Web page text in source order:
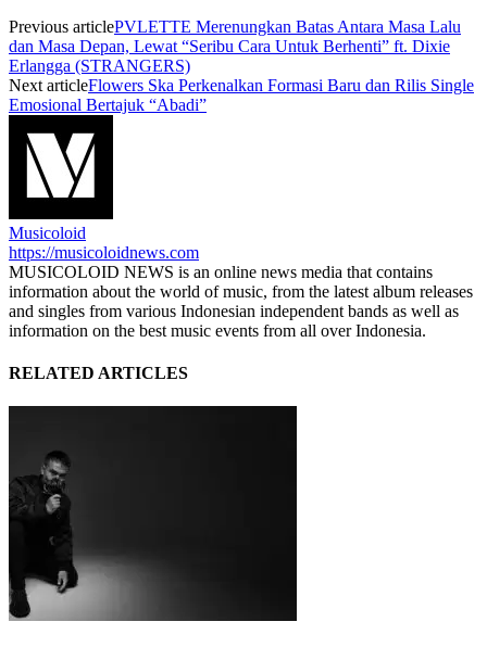
Previous articlePVLETTE Merenungkan Batas Antara Masa Lalu
dan Masa Depan, Lewat “Seribu Cara Untuk Berhenti” ft. Dixie
Erlangga (STRANGERS)
Next articleFlowers Ska Perkenalkan Formasi Baru dan Rilis Single
Emosional Bertajuk “Abadi”
Musicoloid
https://musicoloidnews.com
MUSICOLOID NEWS is an online news media that contains
information about the world of music, from the latest album releases
and singles from various Indonesian independent bands as well as
information on the best music events from all over Indonesia.
RELATED ARTICLES